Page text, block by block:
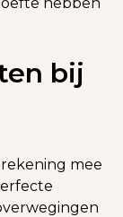
bij
mee